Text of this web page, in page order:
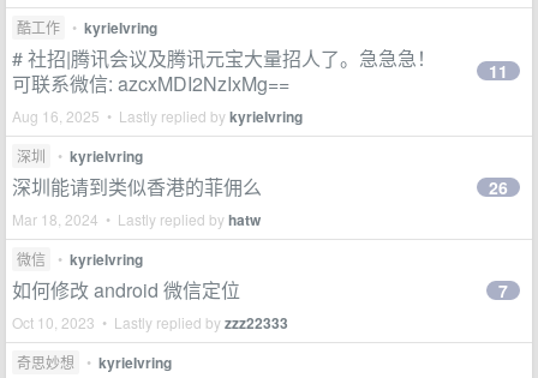
酷工作 • kyrieIvring
# 社招|腾讯会议及腾讯元宝大量招人了。急急急！
可联系微信: azcxMDI2NzIxMg==
Aug 16, 2025 • Lastly replied bykyrieIvring
11
深圳 • kyrieIvring
深圳能请到类似香港的菲佣么
Mar 18, 2024 • Lastly replied byhatw
26
微信 • kyrieIvring
如何修改 android 微信定位
Oct 10, 2023 • Lastly replied byzzz22333
7
奇思妙想 • kyrieIvring